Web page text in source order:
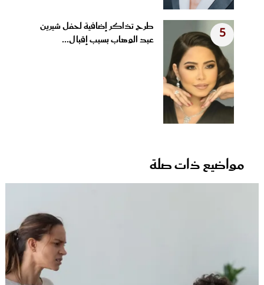
5
طرح تذاكر إضافية لحفل شيرين
عبد الوهاب بسبب إقبال...
مواضيع ذات صلة